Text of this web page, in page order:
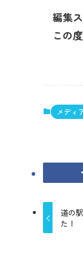
編集
この
メディ
道の
た！